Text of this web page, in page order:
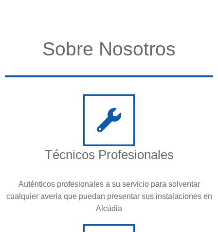
Sobre Nosotros
Técnicos Profesionales
Auténticos profesionales a su servicio para solventar
cualquier avería que puedan presentar sus instalaciones en
Alcúdia